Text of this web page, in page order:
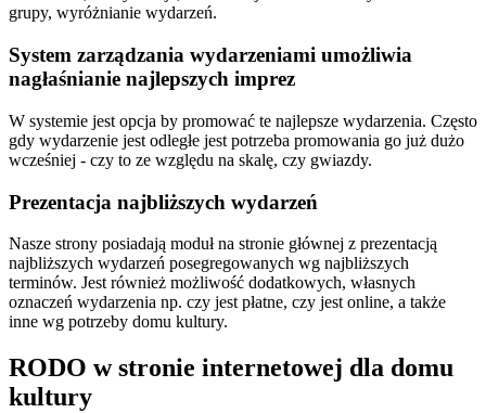
grupy, wyróżnianie wydarzeń.
System zarządzania wydarzeniami umożliwia
nagłaśnianie najlepszych imprez
W systemie jest opcja by promować te najlepsze wydarzenia. Często
gdy wydarzenie jest odległe jest potrzeba promowania go już dużo
wcześniej - czy to ze względu na skalę, czy gwiazdy.
Prezentacja najbliższych wydarzeń
Nasze strony posiadają moduł na stronie głównej z prezentacją
najbliższych wydarzeń posegregowanych wg najbliższych
terminów. Jest również możliwość dodatkowych, własnych
oznaczeń wydarzenia np. czy jest płatne, czy jest online, a także
inne wg potrzeby domu kultury.
RODO w stronie internetowej dla domu
kultury